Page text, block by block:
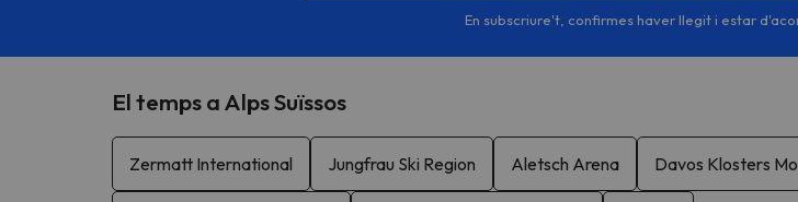
En subscriure't, confirmes haver llegit i estar
El temps a Alps Suïssos
Zermatt International Jungfrau Ski Region Aletsch Arena Davos Klosters